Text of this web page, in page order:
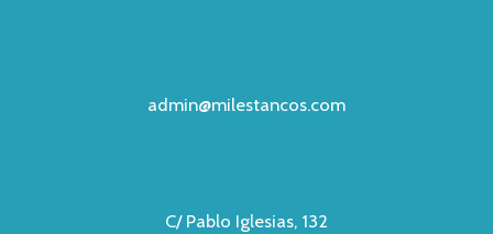
admin@milestancos.com
C/ Pablo Iglesias, 132